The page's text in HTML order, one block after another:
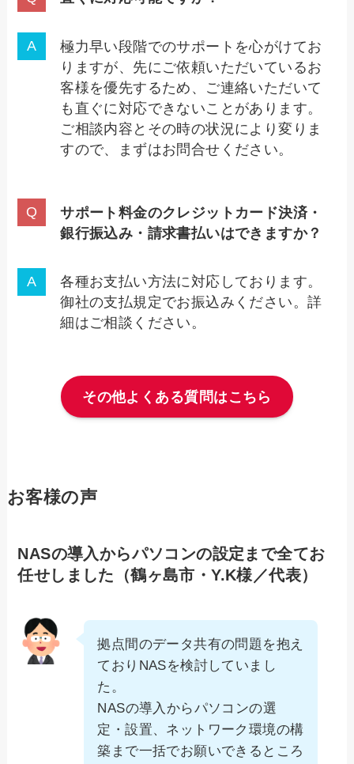
極力早い段階でのサポートを心がけてお
りますが、先にご依頼いただいているお
客様を優先するため、ご連絡いただいて
も直ぐに対応できないことがあります。
ご相談内容とその時の状況により変りま
すので、まずはお問合せください。
サポート料金のクレジットカード決済・
銀行振込み・請求書払いはできますか？
各種お支払い方法に対応しております。
御社の支払規定でお振込みください。詳
細はご相談ください。
その他よくある質問はこちら
お客様の声
NASの導入からパソコンの設定まで全てお
任せしました（鶴ヶ島市・Y.K様／代表）
拠点間のデータ共有の問題を抱え
ておりNASを検討していまし
た。
NASの導入からパソコンの選
定・設置、ネットワーク環境の構
築まで一括でお願いできるところ